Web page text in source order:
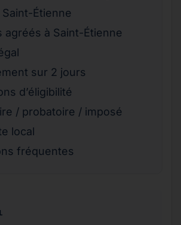
Étienne
agréés à Saint-Étienne
sur 2 jours
d’éligibilité
/ probatoire / imposé
local
fréquentes